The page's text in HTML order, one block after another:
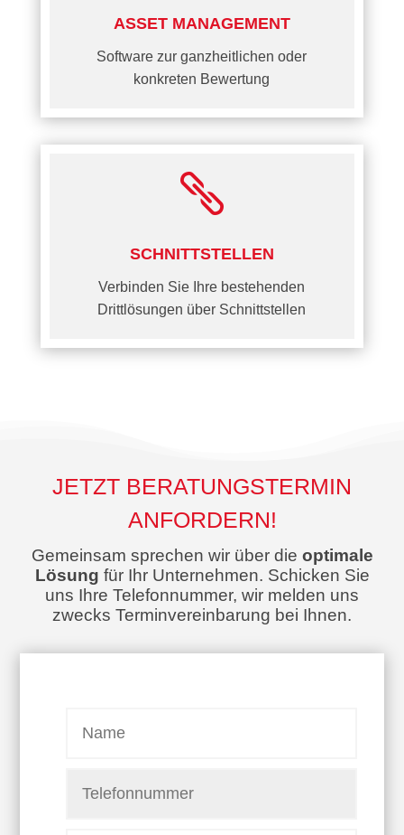
ASSET MANAGEMENT
Software zur ganzheitlichen oder
konkreten Bewertung

SCHNITTSTELLEN
Verbinden Sie Ihre bestehenden
Drittlösungen über Schnittstellen
JETZT BERATUNGSTERMIN
ANFORDERN!
Gemeinsam sprechen wir über die optimale
Lösung für Ihr Unternehmen. Schicken Sie
uns Ihre Telefonnummer, wir melden uns
zwecks Terminvereinbarung bei Ihnen.